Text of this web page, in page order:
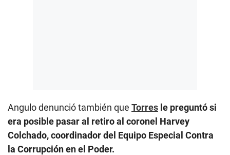
Angulo denunció también que Torres le preguntó si
era posible pasar al retiro al coronel Harvey
Colchado, coordinador del Equipo Especial Contra
la Corrupción en el Poder.